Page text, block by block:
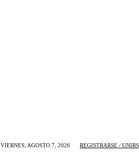
VIERNES, AGOSTO 7, 2026 REGISTRARSE /